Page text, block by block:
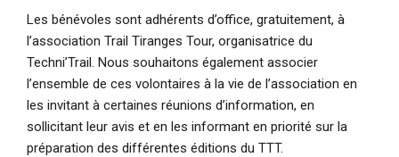
Les bénévoles sont adhérents d’office, gratuitement, à
l’association Trail Tiranges Tour, organisatrice du
Techni’Trail. Nous souhaitons également associer
l’ensemble de ces volontaires à la vie de l’association en
les invitant à certaines réunions d’information, en
sollicitant leur avis et en les informant en priorité sur la
préparation des différentes éditions du TTT.